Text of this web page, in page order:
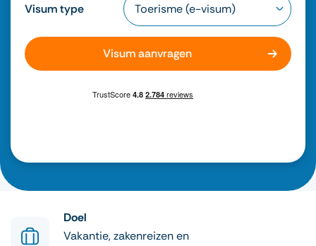
Visum type
Visum aanvragen
Doel
Vakantie, zakenreizen en